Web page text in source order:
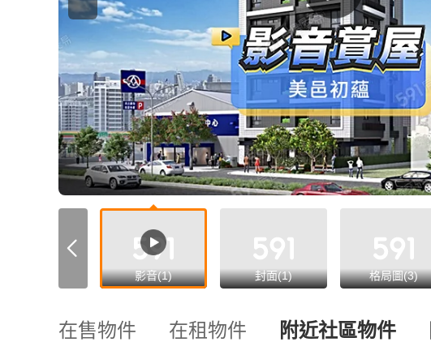
影音(1) 封面(1) 格局圖(3)
在售物件 在租物件 附近社區物件